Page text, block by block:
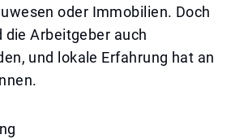
oder Immobilien. Doch
die Arbeitgeber auch
und lokale Erfahrung hat an